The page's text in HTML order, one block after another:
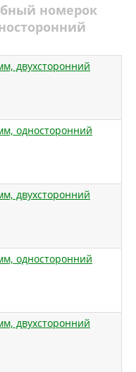
номерок
двухсторонний
односторонний
двухсторонний
односторонний
двухсторонний